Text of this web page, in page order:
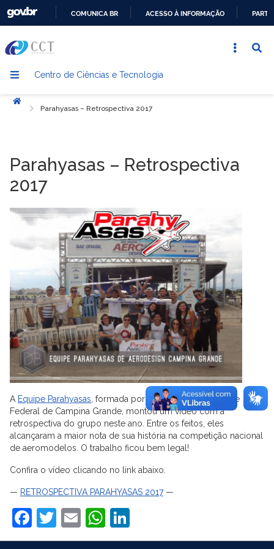
CONTEÚDO
COMUNICA BR ACESSO À INFORMAÇÃO
Centro de Ciências e Tecnologia
Início
Parahyasas – Retrospectiva 2017
Parahyasas – Retrospectiva
2017
A Equipe Parahyasas , formada por alunos da Universidade
Federal de Campina Grande, montou um vídeo com a
retrospectiva do grupo neste ano. Entre os feitos, eles
alcançaram a maior nota de sua história na competição nacional
de aeromodelos. O trabalho ficou bem legal!
Confira o vídeo clicando no link abaixo.
— RETROSPECTIVA PARAHYASAS 2017—
Facebook
Twitter
EmailWhatsApp